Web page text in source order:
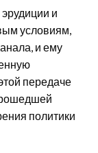
и
условиям,
и ему
передаче
политики